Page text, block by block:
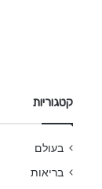
קטגוריות
בעולם
בריאות